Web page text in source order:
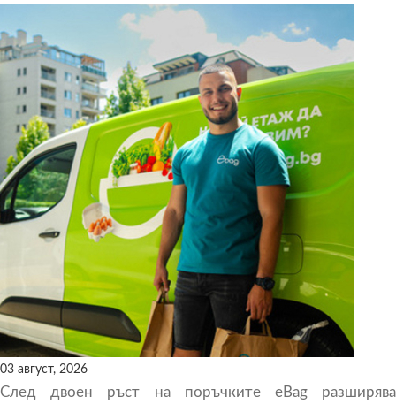
03 август, 2026
След двоен ръст на поръчките eBag разширява